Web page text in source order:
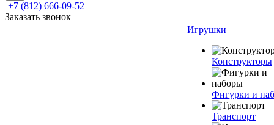
+7 (812) 666-09-52
Заказать звонок
Игрушки
Конструкторы
Фигурки и
Транспорт